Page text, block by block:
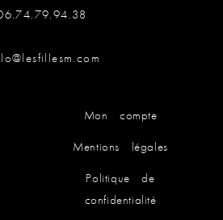
Mon compte
Mentions légales
Politique de
confidentialité